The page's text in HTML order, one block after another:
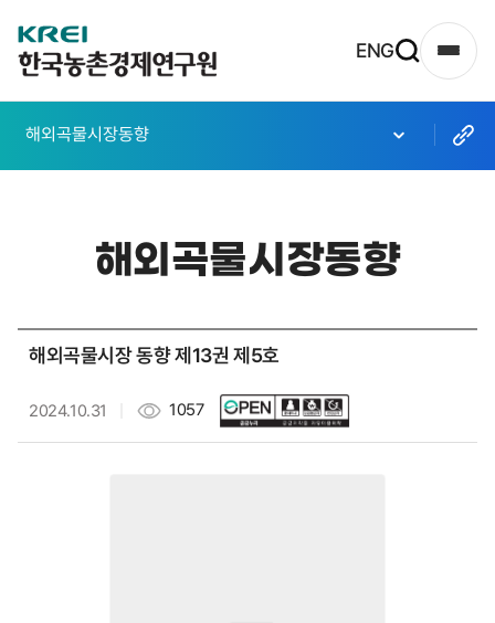
한
국
촌
원
고
ENG
트
맵
해외곡물시장동향
해외곡물시장동향
해외곡물시장 동향 제13권 제5호
2024.10.31 1057